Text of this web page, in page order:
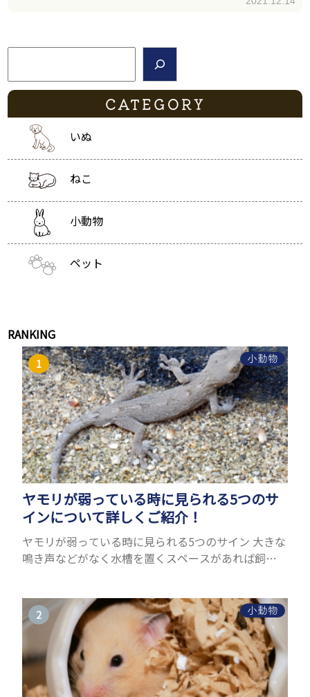
検索
CATEGORY
いぬ
ねこ
小動物
ペット
RANKING
小動物
ヤモリが弱っている時に見られる5つのサ
インについて詳しくご紹介！
ヤモリが弱っている時に見られる5つのサイン 大きな
鳴き声などがなく水槽を置くスペースがあれば飼う
でしょうか...
小動物